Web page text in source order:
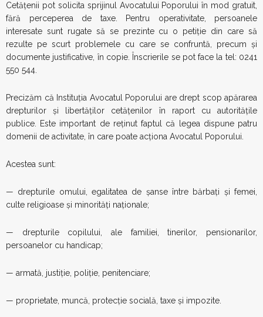
Cetățenii pot solicita sprijinul Avocatului Poporului în mod gratuit,
fără perceperea de taxe. Pentru operativitate, persoanele
interesate sunt rugate să se prezinte cu o petiție din care să
rezulte pe scurt problemele cu care se confruntă, precum și
documente justificative, în copie. Înscrierile se pot face la tel: 0241
550 544.
Precizăm că Instituția Avocatul Poporului are drept scop apărarea
drepturilor și libertăților cetățenilor în raport cu autoritățile
publice. Este important de reținut faptul că legea dispune patru
domenii de activitate, în care poate acționa Avocatul Poporului.
Acestea sunt:
— drepturile omului, egalitatea de șanse între bărbați și femei,
culte religioase și minorități naționale;
— drepturile copilului, ale familiei, tinerilor, pensionarilor,
persoanelor cu handicap;
— armată, justiție, poliție, penitenciare;
— proprietate, muncă, protecție socială, taxe și impozite.